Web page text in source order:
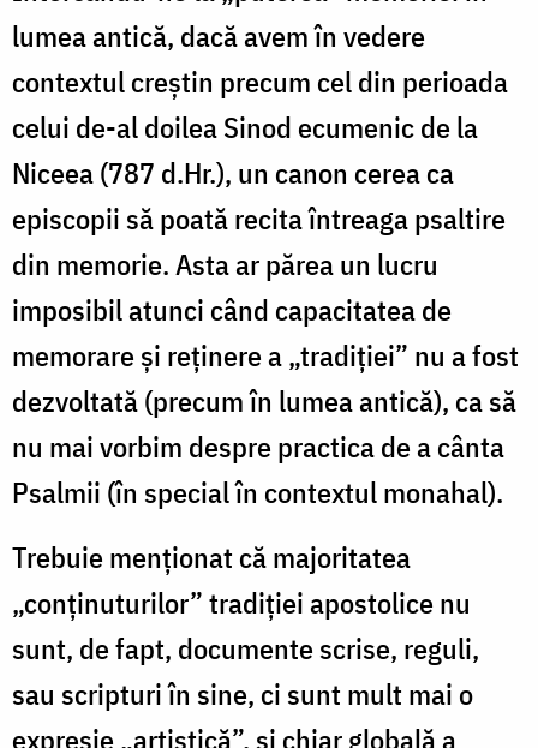
lumea antică, dacă avem în vedere
contextul creştin precum cel din perioada
celui de-al doilea Sinod ecumenic de la
Niceea (787 d.Hr.), un canon cerea ca
episcopii să poată recita întreaga psaltire
din memorie. Asta ar părea un lucru
imposibil atunci când capacitatea de
memorare și reținere a „tradiţiei” nu a fost
dezvoltată (precum în lumea antică), ca să
nu mai vorbim despre practica de a cânta
Psalmii (în special în contextul monahal).
Trebuie menționat că majoritatea
„conținuturilor” tradiției apostolice nu
sunt, de fapt, documente scrise, reguli,
sau scripturi în sine, ci sunt mult mai o
expresie „artistică”, și chiar globală a